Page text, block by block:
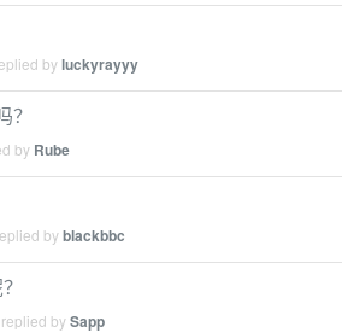
byluckyrayyy
by Rube
byblackbbc
bySapp